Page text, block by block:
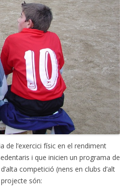
l’exercici físic en el rendiment
i que inicien un programa de
competició (nens en clubs d’alt
són: